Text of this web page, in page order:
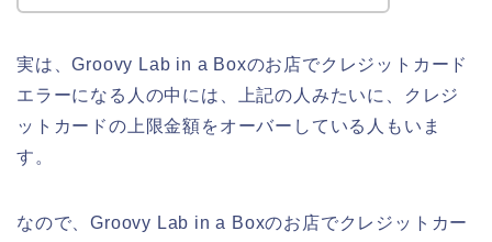
実は、Groovy Lab in a Boxのお店でクレジットカード
エラーになる人の中には、上記の人みたいに、クレジ
ットカードの上限金額をオーバーしている人もいま
す。
なので、Groovy Lab in a Boxのお店でクレジットカー